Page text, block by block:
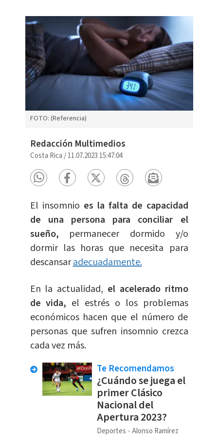
FOTO: (Referencia)
Redacción Multimedios
Costa Rica /11.07.2023 15:47:04
El insomnio es la falta de capacidad
de una persona para conciliar el
sueño, permanecer dormido y/o
dormir las horas que necesita para
descansaradecuadamente.
En la actualidad, el acelerado ritmo
de vida, el estrés o los problemas
económicos hacen que el número de
personas que sufren insomnio crezca
cada vez más.
Te Recomendamos
¿Cuándo se juega el
primer Clásico
Nacional del
Apertura 2023?
Deportes Alonso Ramírez